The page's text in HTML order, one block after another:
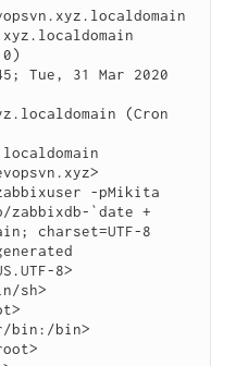
(Cron
-pMikita
zabbixdb-`date +
charset=UTF-8
8>
sh>
bin:/bin>